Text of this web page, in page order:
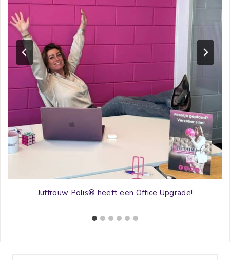
Juffrouw Polis® heeft een Office Upgrade!